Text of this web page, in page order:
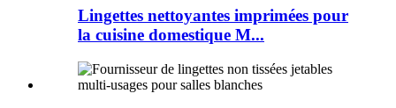
Lingettes nettoyantes imprimées pour
la cuisine domestique M...